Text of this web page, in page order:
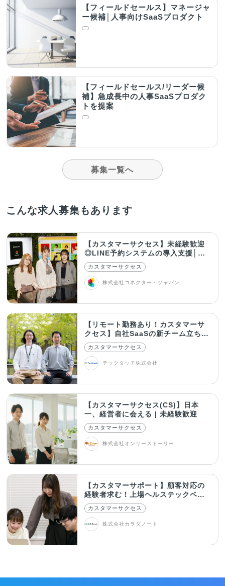
【フィールドセールス】マネージャ
ー候補│人事向けSaaSプロダクト
【フィールドセールス/リーダー候
補】急成長中の人事SaaSプロダク
トを提案
募集一覧へ
こんな求人募集もあります
【カスタマーサクセス】未経験歓迎
◎LINE予約システムの導入支援│在
宅OK！
カスタマーサクセス
株式会社コネクター・ジャパン
【リモート勤務あり！カスタマーサ
クセス】自社SaaSの新チーム立ち上
げを推進
カスタマーサクセス
テックタッチ株式会社
【カスタマーサクセス(CS)】日本
一、経営者に会える | 未経験歓迎
カスタマーサクセス
株式会社オンリーストーリー
【カスタマーサポート】顧客対応の
経験者求む！上場ヘルステックベン
チャー
カスタマーサクセス
株式会社カラダノート